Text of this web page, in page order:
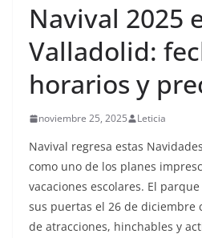
Navival 2025
Valladolid:
horarios y
noviembre 25, 2025 Leticia
Navival regresa estas
como uno de los planes
vacaciones escolares. El
sus puertas el 26 de diciembre
de atracciones, hinchables y